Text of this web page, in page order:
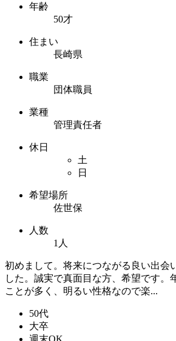
年齢
50才
住まい
長崎県
職業
団体職員
業種
管理責任者
休日
土
日
希望場所
佐世保
人数
1人
初めまして。将来につながる良い出会
した。誠実で真面目な方、希望です。
ことが多く、明るい性格なので楽...
50代
大卒
週末OK